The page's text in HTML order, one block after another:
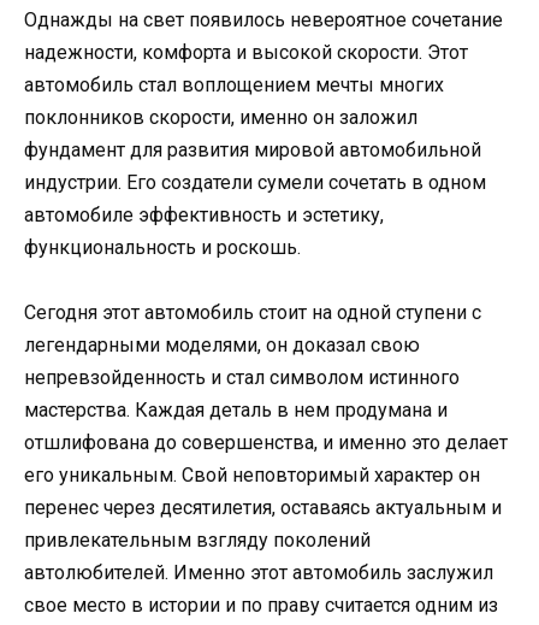
Однажды на свет появилось невероятное сочетание
надежности, комфорта и высокой скорости. Этот
автомобиль стал воплощением мечты многих
поклонников скорости, именно он заложил
фундамент для развития мировой автомобильной
индустрии. Его создатели сумели сочетать в одном
автомобиле эффективность и эстетику,
функциональность и роскошь.
Сегодня этот автомобиль стоит на одной ступени с
легендарными моделями, он доказал свою
непревзойденность и стал символом истинного
мастерства. Каждая деталь в нем продумана и
отшлифована до совершенства, и именно это делает
его уникальным. Свой неповторимый характер он
перенес через десятилетия, оставаясь актуальным и
привлекательным взгляду поколений
автолюбителей. Именно этот автомобиль заслужил
свое место в истории и по праву считается одним из